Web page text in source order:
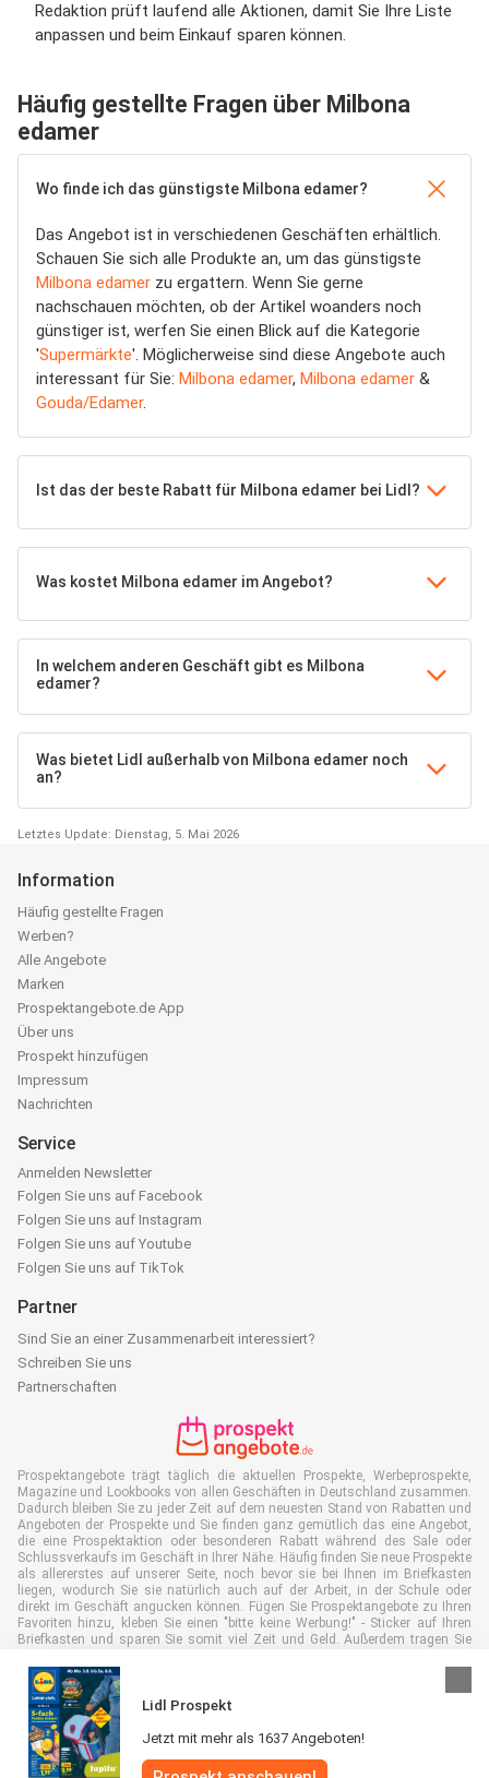
Redaktion prüft laufend alle Aktionen, damit Sie Ihre Liste
anpassen und beim Einkauf sparen können.
Häufig gestellte Fragen über Milbona
edamer
Wo finde ich das günstigste Milbona edamer?
Das Angebot ist in verschiedenen Geschäften erhältlich.
Schauen Sie sich alle Produkte an, um das günstigste
Milbona edamer zu ergattern. Wenn Sie gerne
nachschauen möchten, ob der Artikel woanders noch
günstiger ist, werfen Sie einen Blick auf die Kategorie
'Supermärkte'. Möglicherweise sind diese Angebote auch
interessant für Sie: Milbona edamer, Milbona edamer &
Gouda/Edamer.
Ist das der beste Rabatt für Milbona edamer bei Lidl?
Was kostet Milbona edamer im Angebot?
In welchem anderen Geschäft gibt es Milbona
edamer?
Was bietet Lidl außerhalb von Milbona edamer noch
an?
Letztes Update: Dienstag, 5. Mai 2026
Lidl Prospekt
Jetzt mit mehr als 1637 Angeboten!
Information
Häufig gestellte Fragen
Werben?
Alle Angebote
Marken
Prospektangebote.de App
Über uns
Prospekt hinzufügen
Impressum
Nachrichten
Service
Anmelden Newsletter
Folgen Sie uns auf Facebook
Folgen Sie uns auf Instagram
Folgen Sie uns auf Youtube
Folgen Sie uns auf TikTok
Partner
Sind Sie an einer Zusammenarbeit interessiert?
Schreiben Sie uns
Partnerschaften
Prospektangebote trägt täglich die aktuellen Prospekte, Werbeprospekte,
Magazine und Lookbooks von allen Geschäften in Deutschland zusammen.
Dadurch bleiben Sie zu jeder Zeit auf dem neuesten Stand von Rabatten und
Angeboten der Prospekte und Sie finden ganz gemütlich das eine Angebot,
die eine Prospektaktion oder besonderen Rabatt während des Sale oder
Schlussverkaufs im Geschäft in Ihrer Nähe. Häufig finden Sie neue Prospekte
als allererstes auf unserer Seite, noch bevor sie bei Ihnen im Briefkasten
liegen, wodurch Sie sie natürlich auch auf der Arbeit, in der Schule oder
direkt im Geschäft angucken können. Fügen Sie Prospektangebote zu Ihren
Favoriten hinzu, kleben Sie einen "bitte keine Werbung!" - Sticker auf Ihren
Briefkasten und sparen Sie somit viel Zeit und Geld. Außerdem tragen Sie
ist.